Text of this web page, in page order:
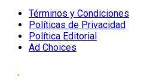
Términos y Condiciones
Políticas de Privacidad
Política Editorial
Ad Choices